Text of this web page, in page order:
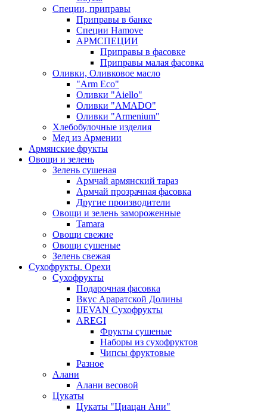
Специи, приправы
Приправы в банке
Специи Hamove
АРМСПЕЦИИ
Приправы в фасовке
Приправы малая фасовка
Оливки, Оливковое масло
"Arm Eco"
Оливки "Aiello"
Оливки "AMADO"
Оливки "Armenium"
Хлебобулочные изделия
Мед из Армении
Армянские фрукты
Овощи и зелень
Зелень сушеная
Армчай армянский тараз
Армчай прозрачная фасовка
Другие производители
Овощи и зелень замороженные
Tamara
Овощи свежие
Овощи сушеные
Зелень свежая
Сухофрукты. Орехи
Сухофрукты
Подарочная фасовка
Вкус Араратской Долины
IJEVAN Сухофрукты
AREGI
Фрукты сушеные
Наборы из сухофруктов
Чипсы фруктовые
Разное
Алани
Алани весовой
Цукаты
Цукаты "Циацан Ани"